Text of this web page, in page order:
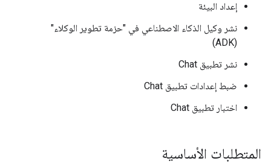
إعداد البيئة
نشر وكيل الذكاء الاصطناعي في "حزمة تطوير الوكلاء"
(ADK)
نشر تطبيق Chat
ضبط إعدادات تطبيق Chat
اختبار تطبيق Chat
المتطلبات الأساسية